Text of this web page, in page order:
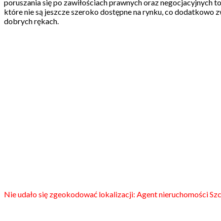
poruszania się po zawiłościach prawnych oraz
które nie są jeszcze szeroko dostępne na rynku, co dodatkowo
dobrych rękach.
Nie udało się zgeokodować lokalizacji: Agent nieruchomości